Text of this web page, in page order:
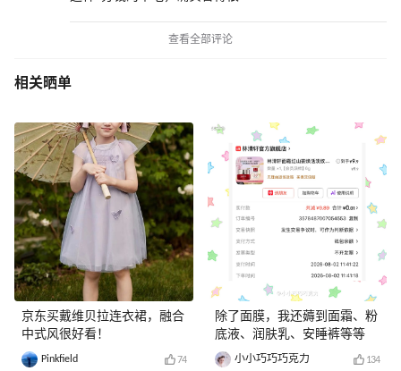
查看全部评论
相关晒单
京东买戴维贝拉连衣裙，融合
中式风很好看！
Pinkfield 74
除了面膜，我还薅到面霜、粉
底液、润肤乳、安睡裤等等
小小巧巧巧克力 134